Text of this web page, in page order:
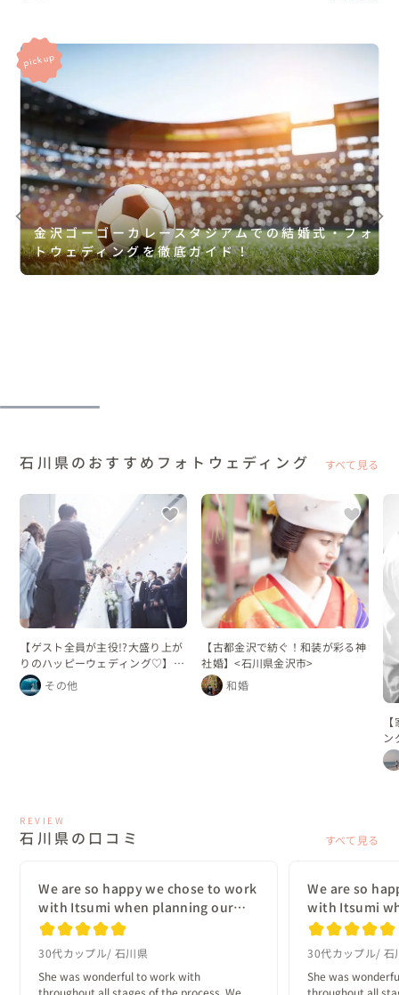
金沢ゴーゴーカレースタジアムでの結婚式・フォ
トウェディングを徹底ガイド！
石川県のおすすめフォトウェディング すべて見る
【ゲスト全員が主役!?大盛り上が
りのハッピーウェディング♡】＜
石川県金沢市＞
その他
【古都金沢で紡ぐ！和装が彩る神
社婚】<石川県金沢市>
和婚
ン
REVIEW
石川県の口コミ すべて見る
We are so happy we chose to work
with Itsumi when planning our
wedding!
30代カップル 石川県
She was wonderful to work with
We are so
with Itsumi
wedding!
30代カップル 石
She was